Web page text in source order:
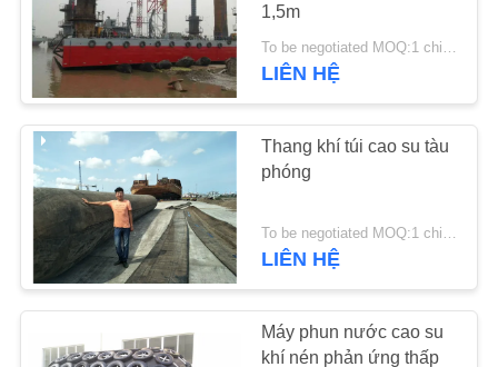
Bánh rán
Tấm chắn bùn cao
su biển
1,5m
LIÊN HỆ
Thang khí túi cao su tàu
phóng
To be negotiated MOQ:1 chiếc
LIÊN HỆ
Máy phun nước cao su
khí nén phản ứng thấp